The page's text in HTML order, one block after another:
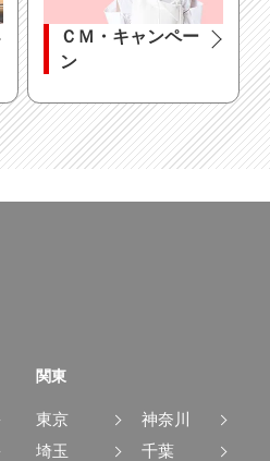
ＣＭ・キャンペー
ン
関東
東京
神奈川
埼玉
千葉